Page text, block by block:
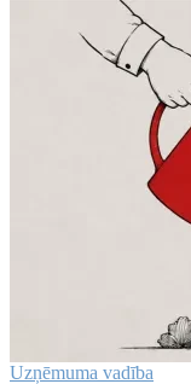
Uzņēmuma vadība